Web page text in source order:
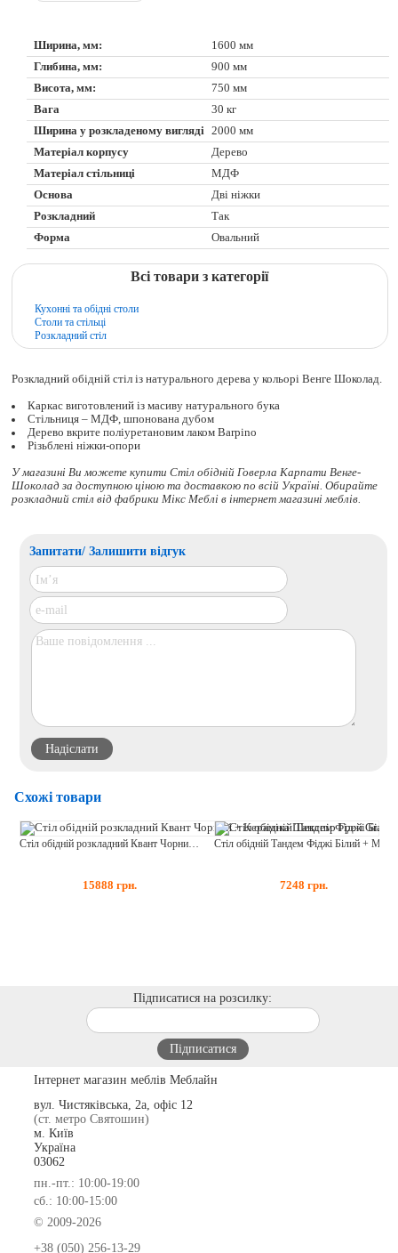
Ширина, мм:
1600 мм
Глибина, мм:
900 мм
Висота, мм:
750 мм
Вага
30 кг
Ширина у розкладеному вигляді
2000 мм
Матеріал корпусу
Дерево
Матеріал стільниці
МДФ
Основа
Дві ніжки
Розкладний
Так
Форма
Овальний
Всі товари з категорії
Кухонні та обідні столи
Столи та стільці
Розкладний стіл
Розкладний обідній стіл із натурального дерева у кольорі Венге Шоколад.
Каркас виготовлений із масиву натурального бука
Стільниця – МДФ, шпонована дубом
Дерево вкрите поліуретановим лаком Barpino
Різьблені ніжки-опори
У магазині Ви можете купити Стіл обідній Говерла Карпати Венге-
Шоколад за доступною ціною та доставкою по всій Україні. Обирайте
розкладний стілвід фабрики Мікс Меблі в інтернет магазині меблів.
Запитати/ Залишити відгук
Схожі товари
15888 грн. 7248 грн.
Підписатися на розсилку:
Інтернет магазин меблів Меблайн
вул. Чистяківська, 2а, офіс 12
(ст. метро Святошин)
м. Київ
Україна
03062
пн.-пт.: 10:00-19:00
сб.: 10:00-15:00
© 2009-2026
+38 (050) 256-13-29